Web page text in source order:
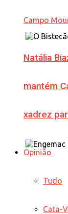
Natália
mantém
xadrez
Opinião
Tudo
Cata-